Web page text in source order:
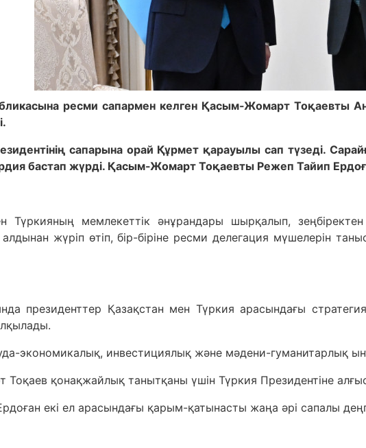
ресми сапармен келген Қасым-Жомарт Тоқаевты
сапарына орай Құрмет қарауылы сап түзеді.
бастап жүрді. Қасым-Жомарт Тоқаевты Режеп Тайип
Түркияның мемлекеттік әнұрандары шырқалып,
жүріп өтіп, бір-біріне ресми делегация мүшелерін
президенттер Қазақстан мен Түркия арасындағы
экономикалық, инвестициялық және мәдени-гуманитарлық
қонақжайлық танытқаны үшін Түркия Президентіне
екі ел арасындағы қарым-қатынасты жаңа әрі сапалы